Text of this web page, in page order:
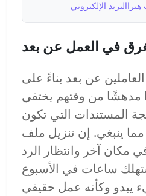
البريد الإلكتروني
في العمل عن بعد
العاملين عن بعد بناءً على
مدهشًا من وقتهم يختفي
المستندات التي تكون
مما ينبغي. إن تنزيل ملف
مكان آخر وانتظار الرد
ساعات في الأسبوع